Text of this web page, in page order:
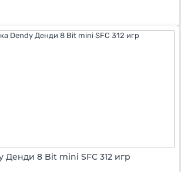
Денди 8 Bit mini SFC 312 игр